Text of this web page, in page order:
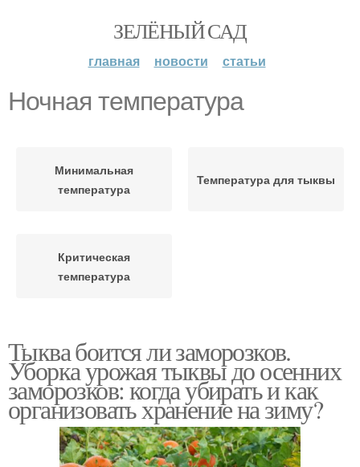
ЗЕЛЁНЫЙ САД
главная новости статьи
Ночная температура
Минимальная
температура
Температура для тыквы
Критическая
температура
Тыква боится ли заморозков.
Уборка урожая тыквы до осенних
заморозков: когда убирать и как
организовать хранение на зиму?